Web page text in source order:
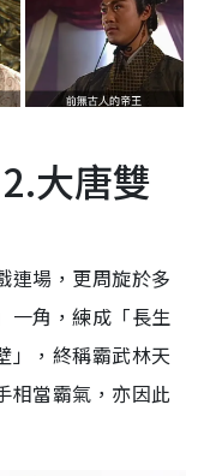
大唐雙
連場，更周旋於多
一角，練成「長生
」，終稱霸武林天
相當霸氣，亦因此